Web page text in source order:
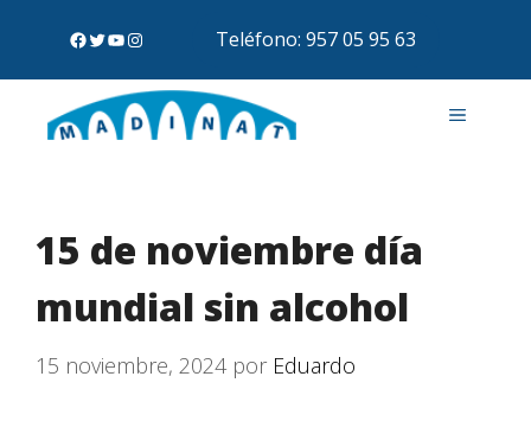
Teléfono: 957 05 95 63
15 de noviembre día
mundial sin alcohol
15 noviembre, 2024 por Eduardo